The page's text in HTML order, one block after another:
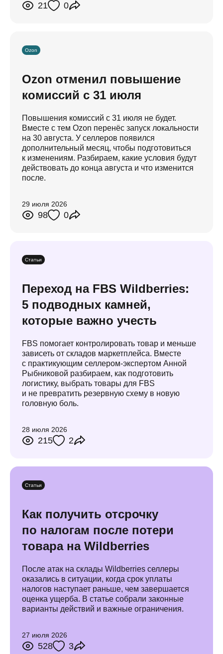
21 0
Ozon
Ozon отменил повышение
комиссий с 31 июля
Повышения комиссий с 31 июля не будет.
Вместе с тем Ozon перенёс запуск локальности
на 30 августа. У селлеров появился
дополнительный месяц, чтобы подготовиться
к изменениям. Разбираем, какие условия будут
действовать до конца августа и что изменится
после.
29 июля 2026
98 0
Статьи
Переход на FBS Wildberries:
5 подводных камней,
которые важно учесть
FBS помогает контролировать товар и меньше
зависеть от складов маркетплейса. Вместе
с практикующим селлером-экспертом Анной
Рыбниковой разбираем, как подготовить
логистику, выбрать товары для FBS
и не превратить резервную схему в новую
головную боль.
28 июля 2026
215 2
Статьи
Как получить отсрочку
по налогам после потери
товара на Wildberries
После атак на склады Wildberries селлеры
оказались в ситуации, когда срок уплаты
налогов наступает раньше, чем завершается
оценка ущерба. В статье собрали законные
варианты действий и важные ограничения.
27 июля 2026
528 3